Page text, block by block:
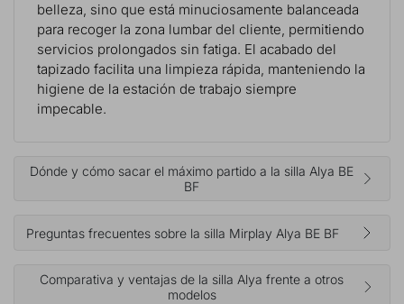
belleza, sino que está minuciosamente balanceada
para recoger la zona lumbar del cliente, permitiendo
servicios prolongados sin fatiga. El acabado del
tapizado facilita una limpieza rápida, manteniendo la
higiene de la estación de trabajo siempre
impecable.
Dónde y cómo sacar el máximo partido a la silla Alya BE
BF
Preguntas frecuentes sobre la silla Mirplay Alya BE BF
Comparativa y ventajas de la silla Alya frente a otros
modelos